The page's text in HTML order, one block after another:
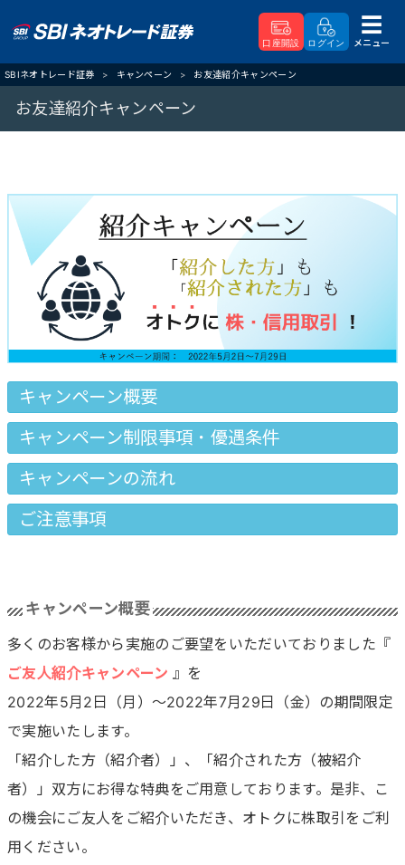
口座開設 ログイン メニュー
SBIネオトレード証券 キャンペーン お友達紹介キャンペーン
お友達紹介キャンペーン
キャンペーン概要
キャンペーン制限事項・優遇条件
キャンペーンの流れ
ご注意事項
キャンペーン概要
多くのお客様から実施のご要望をいただいておりました『
ご友人紹介キャンペーン 』を
2022年5月2日（月）～2022年7月29日（金）の期間限定
で実施いたします。
「紹介した方（紹介者）」、「紹介された方（被紹介
者）」双方にお得な特典をご用意しております。是非、こ
の機会にご友人をご紹介いただき、オトクに株取引をご利
用ください。